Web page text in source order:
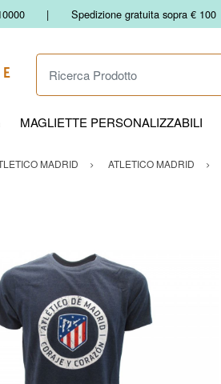
Spedizione gratuita sopra € 100
Ricerca Prodotto
MAGLIETTE PERSONALIZZABILI
MADRID ATLETICO MADRID